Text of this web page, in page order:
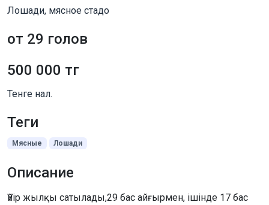
Лошади, мясное стадо
от 29 голов
500 000 тг
Тенге нал.
Теги
Мясные Лошади
Описание
Үйір жылқы сатылады,29 бас айғырмен, ішінде 17 бас